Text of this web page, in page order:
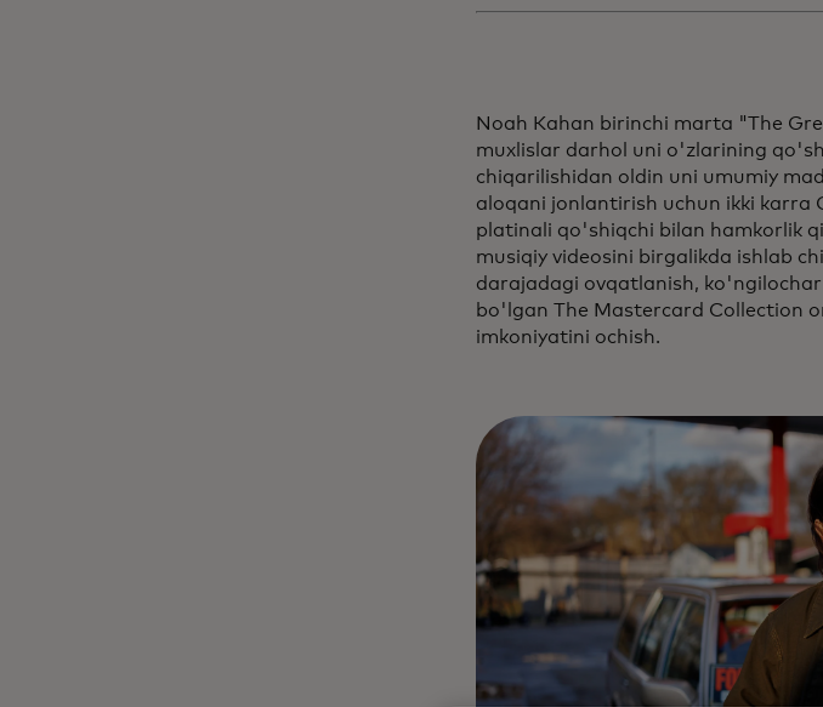
Noah Kahan birinchi marta "The
muxlislar darhol uni o'zlarining
chiqarilishidan oldin uni umumiy
aloqani jonlantirish uchun ikki karra
platinali qo'shiqchi bilan hamkorlik
musiqiy videosini birgalikda ishlab
darajadagi ovqatlanish,
bo'lgan The Mastercard Collection
imkoniyatini ochish.